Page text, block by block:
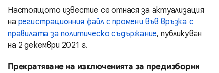
Настоящото известие се отнася за актуализация
нарегистрационния файл с промени във връзка с
правилата за политическо съдържание, публикуван
на 2 декември 2021 г.
Прекратяване на изключенията за предизборни